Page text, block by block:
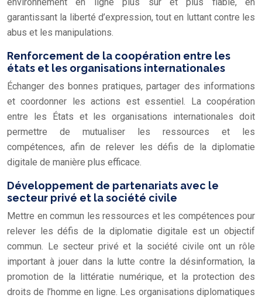
garantissant la liberté d’expression, tout en luttant contre les
abus et les manipulations.
Renforcement de la coopération entre les
états et les organisations internationales
Échanger des bonnes pratiques, partager des informations
et coordonner les actions est essentiel. La coopération
entre les États et les organisations internationales doit
permettre de mutualiser les ressources et les
compétences, afin de relever les défis de la diplomatie
digitale de manière plus efficace.
Développement de partenariats avec le
secteur privé et la société civile
Mettre en commun les ressources et les compétences pour
relever les défis de la diplomatie digitale est un objectif
commun. Le secteur privé et la société civile ont un rôle
important à jouer dans la lutte contre la désinformation, la
promotion de la littératie numérique, et la protection des
droits de l’homme en ligne. Les organisations diplomatiques